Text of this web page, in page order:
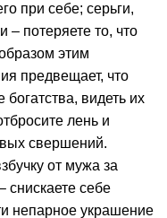
при себе; серьги,
– потеряете то, что
этим
предвещает, что
богатства, видеть их
лень и
свершений.
от мужа за
снискаете себе
непарное украшение